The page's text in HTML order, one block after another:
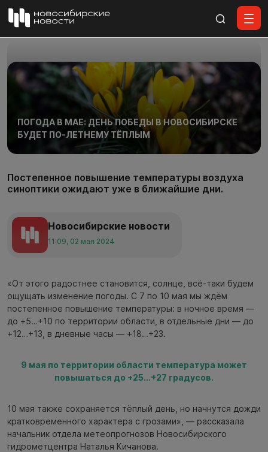
ПОГОДА В МАЕ: ДЕНЬ ПОБЕДЫ В НОВОСИБИРСКЕ
БУДЕТ ПО-ЛЕТНЕМУ ТЁПЛЫМ
Постепенное повышение температуры воздуха
синоптики ожидают уже в ближайшие дни.
Новосибирские новости
11:09, 02 мая 2024
«От этого радостнее становится, солнце, всё-таки будем
ощущать изменение погоды. С 7 по 10 мая мы ждём
постепенное повышение температуры: в ночное время —
до +5…+10 по территории области, в отдельные дни — до
+12…+13, в дневные часы — +18…+23.
9 мая по территории области температура может
повышаться до +25…+27 градусов.
10 мая также сохраняется тёплый день, но начнутся дожди
кратковременного характера с грозами», — рассказала
начальник отдела метеопрогнозов Новосибирского
гидрометцентра Наталья Кичанова.